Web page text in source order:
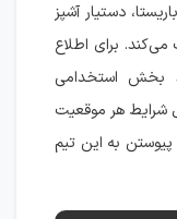
دستیار آشپز
برای اطلاع
بخش استخدامی
شرایط هر موقعیت
پیوستن به این تیم